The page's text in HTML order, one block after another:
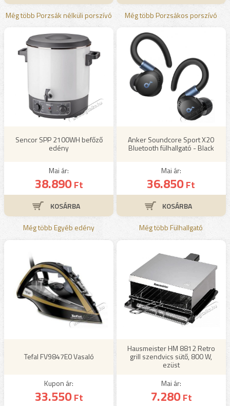
Még több Porzsák nélküli porszívó Még több Porzsákos porszívó
Sencor SPP 2100WH befőző
edény
Mai ár:
38.890Ft
Még több Egyéb edény
Anker Soundcore Sport X20
Bluetooth fülhallgató - Black
Mai ár:
36.850Ft
Még több Fülhallgató
Tefal FV9847E0 Vasaló
Kupon ár:
33.550Ft
Hausmeister HM 8812 Retro
grill szendvics sütő, 800 W,
ezüst
Mai ár:
7.280Ft